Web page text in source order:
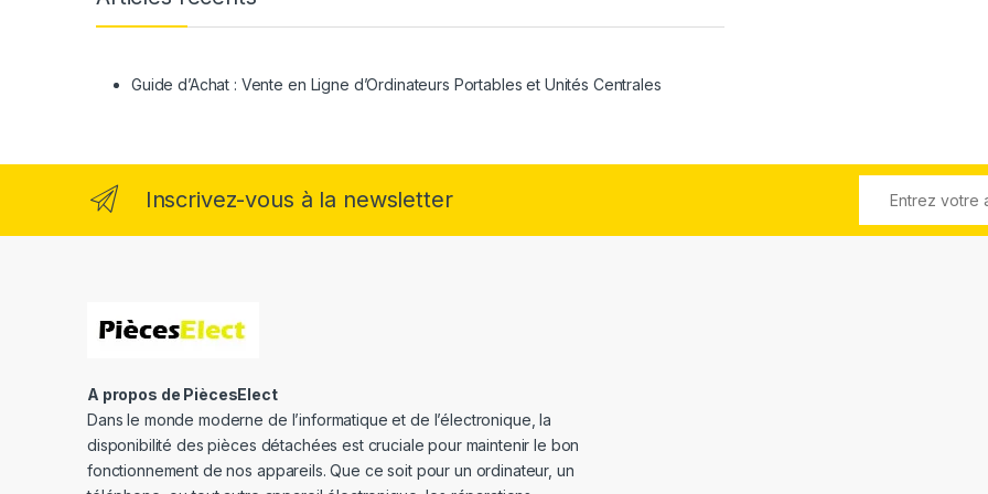
Guide d’Achat : Vente en Ligne d’Ordinateurs Portables et Unités Centrales
Inscrivez-vous à la newsletter
A propos de PiècesElect
Dans le monde moderne de l’informatique et de l’électronique, la
disponibilité des pièces détachées est cruciale pour maintenir le bon
fonctionnement de nos appareils. Que ce soit pour un ordinateur, un